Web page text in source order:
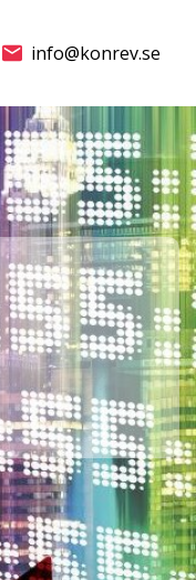
info@konrev.se